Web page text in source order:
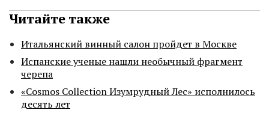
Читайте также
Итальянский винный салон пройдет в Москве
Испанские ученые нашли необычный фрагмент
черепа
«Cosmos Collection Изумрудный Лес» исполнилось
десять лет